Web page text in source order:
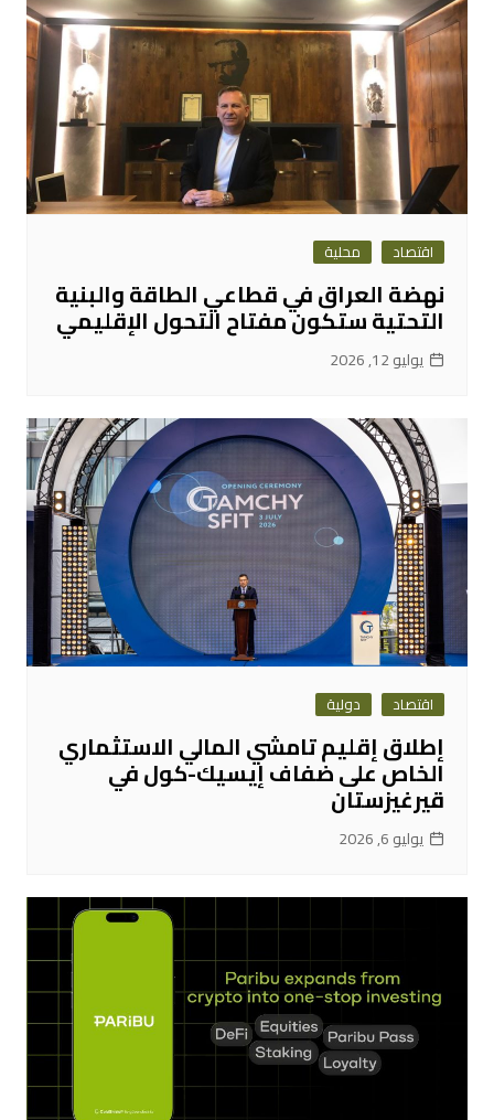
اقتصاد محلية
نهضة العراق في قطاعي الطاقة والبنية
التحتية ستكون مفتاح التحول الإقليمي
يوليو 12, 2026
اقتصاد دولية
إطلاق إقليم تامشي المالي الاستثماري
الخاص على ضفاف إيسيك-كول في
قيرغيزستان
يوليو 6, 2026